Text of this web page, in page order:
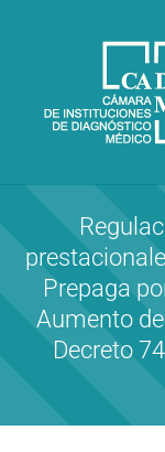
CA.DI.ME.
Cámara de
Prepaga
Aumento
Decreto